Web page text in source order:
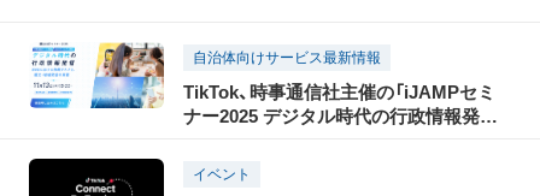
自治体向けサービス最新情報
TikTok、時事通信社主催の「iJAMPセミ
ナー2025 デジタル時代の行政情報発信」
ショート動画クリエイターや、偽・誤情報
に関する有識者の出演も決定
イベント